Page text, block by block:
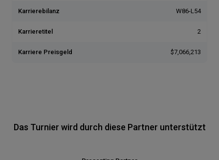
Karrierebilanz W86-L54
Karrieretitel 2
Karriere Preisgeld $7,066,213
Das Turnier wird durch diese Partner unterstützt